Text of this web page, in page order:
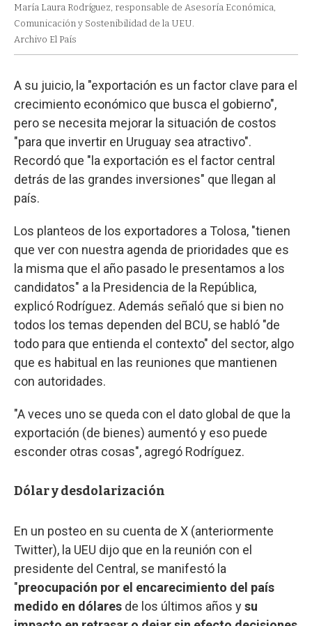
María Laura Rodríguez, responsable de Asesoría Económica,
Comunicación y Sostenibilidad de la UEU.
Archivo El País
A su juicio, la "exportación es un factor clave para el
crecimiento económico que busca el gobierno",
pero se necesita mejorar la situación de costos
"para que invertir en Uruguay sea atractivo".
Recordó que "la exportación es el factor central
detrás de las grandes inversiones" que llegan al
país.
Los planteos de los exportadores a Tolosa, "tienen
que ver con nuestra agenda de prioridades que es
la misma que el año pasado le presentamos a los
candidatos" a la Presidencia de la República,
explicó Rodríguez. Además señaló que si bien no
todos los temas dependen del BCU, se habló "de
todo para que entienda el contexto" del sector, algo
que es habitual en las reuniones que mantienen
con autoridades.
"A veces uno se queda con el dato global de que la
exportación (de bienes) aumentó y eso puede
esconder otras cosas", agregó Rodríguez.
Dólar y desdolarización
En un posteo en su cuenta de X (anteriormente
Twitter), la UEU dijo que en la reunión con el
presidente del Central, se manifestó la
"preocupación por el encarecimiento del país
medido en dólares de los últimos años ysu